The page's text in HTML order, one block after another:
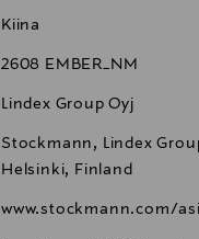
Kiina
2608 EMBER_NM
Lindex Group Oyj
Stockmann, Lindex
Helsinki, Finland
www.stockmann.com/